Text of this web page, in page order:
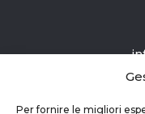
Per fornire le migliori